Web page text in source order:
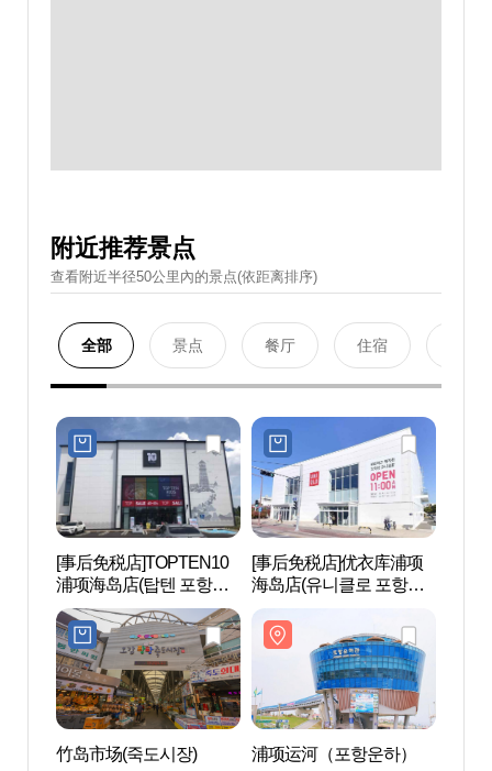
附近推荐景点
查看附近半径50公里內的景点(依距离排序)
全部 景点 餐厅 住宿
[事后免税店]TOPTEN10
浦项海岛店(탑텐 포항해
도점)
[事后免税店]优衣库浦项
海岛店(유니클로 포항해
도점)
竹岛市场(죽도시장) 浦项运河（포항운하）